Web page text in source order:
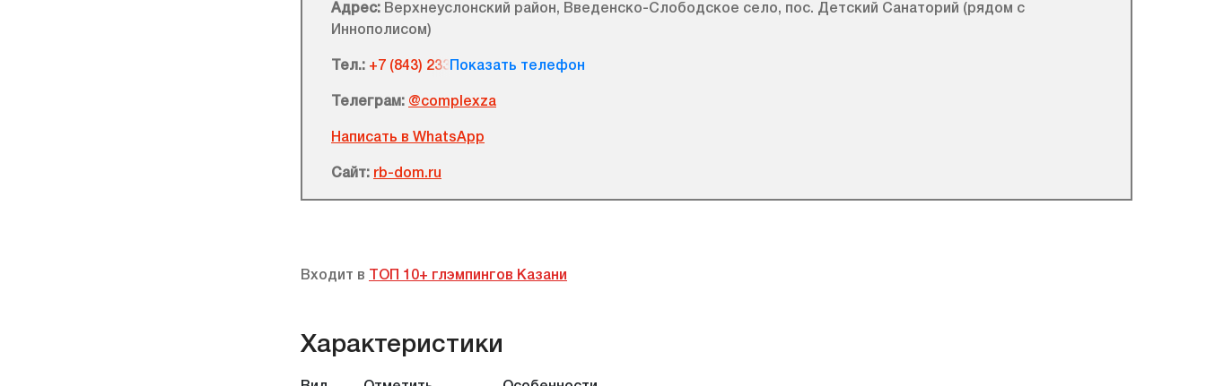
Адрес: Верхнеуслонский район, Введенско-Слободское село, пос. Детский Санаторий (рядом с
Иннополисом)
Тел.: +7 (843) 233-53-40
Телеграм: @complexza
Написать в WhatsApp
Сайт: rb-dom.ru
Входит в ТОП 10+ глэмпингов Казани
Характеристики